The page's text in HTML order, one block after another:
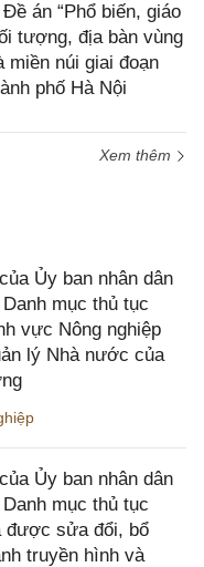
án “Phổ biến, giáo
tượng, địa bàn vùng
miền núi giai đoạn
phố Hà Nội
Xem thêm
Ủy ban nhân dân
mục thủ tục
vực Nông nghiệp
lý Nhà nước của
Ủy ban nhân dân
mục thủ tục
được sửa đổi, bổ
truyền hình và